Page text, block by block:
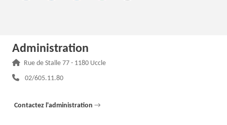
Administration
Adresse :
Rue de Stalle 77 - 1180 Uccle
Téléphone :
02/605.11.80
Contactez l'administration →